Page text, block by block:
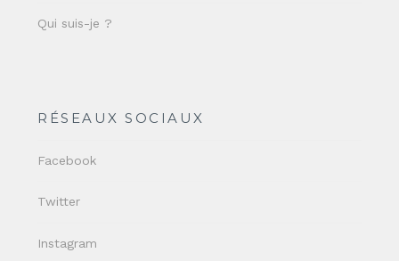
Qui suis-je ?
RÉSEAUX SOCIAUX
Facebook
Twitter
Instagram